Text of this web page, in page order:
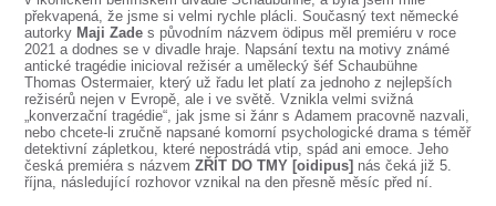
překvapená, že jsme si velmi rychle plácli. Současný text německé
autorky Maji Zade s původním názvem ödipus měl premiéru v roce
2021 a dodnes se v divadle hraje. Napsání textu na motivy známé
antické tragédie inicioval režisér a umělecký šéf Schaubühne
Thomas Ostermaier, který už řadu let platí za jednoho z nejlepších
režisérů nejen v Evropě, ale i ve světě. Vznikla velmi svižná
„konverzační tragédie“, jak jsme si žánr s Adamem pracovně nazvali,
nebo chcete-li zručně napsané komorní psychologické drama s téměř
detektivní zápletkou, které nepostrádá vtip, spád ani emoce. Jeho
česká premiéra s názvemZŘÍT DO TMY [oidipus] nás čeká již 5.
října, následující rozhovor vznikal na den přesně měsíc před ní.